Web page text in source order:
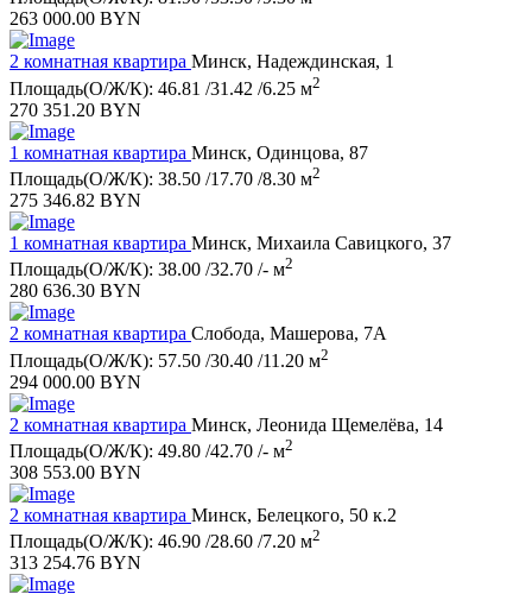
263 000.00 BYN
2 комнатная квартира Минск, Надеждинская, 1
Площадь(О/Ж/К): 46.81 /31.42 /6.25 м2
270 351.20 BYN
1 комнатная квартира Минск, Одинцова, 87
Площадь(О/Ж/К): 38.50 /17.70 /8.30 м2
275 346.82 BYN
1 комнатная квартира Минск, Михаила Савицкого, 37
Площадь(О/Ж/К): 38.00 /32.70 /- м2
280 636.30 BYN
2 комнатная квартира Слобода, Машерова, 7А
Площадь(О/Ж/К): 57.50 /30.40 /11.20 м2
294 000.00 BYN
2 комнатная квартира Минск, Леонида Щемелёва, 14
Площадь(О/Ж/К): 49.80 /42.70 /- м2
308 553.00 BYN
2 комнатная квартира Минск, Белецкого, 50 к.2
Площадь(О/Ж/К): 46.90 /28.60 /7.20 м2
313 254.76 BYN